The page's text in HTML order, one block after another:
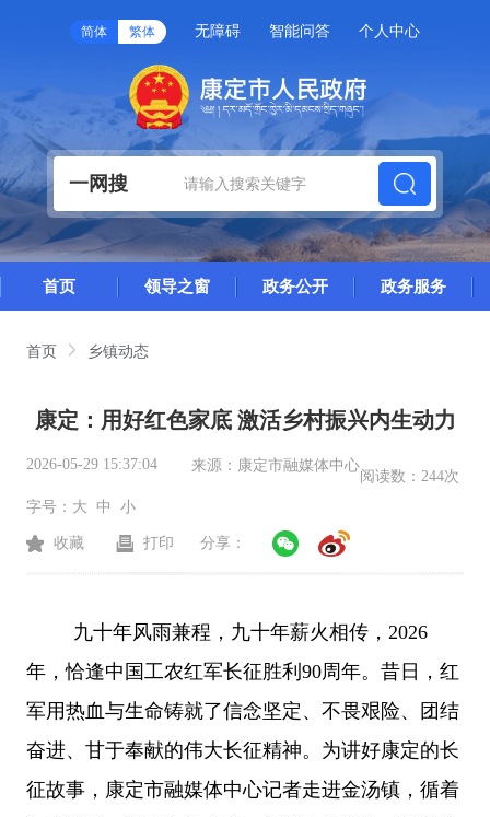
简体 繁体 无障碍 智能问答 个人中心
一网搜
首页 领导之窗 政务公开 政务服务
首页 乡镇动态
康定：用好红色家底 激活乡村振兴内生动力
2026-05-29 15:37:04 来源： 康定市融媒体中心
阅读数： 244次
字号： 大 中 小
收藏 打印 分享：
九十年风雨兼程，九十年薪火相传， 2026
年，恰逢中国工农红军长征胜利90周年。昔日，红
军用热血与生命铸就了信念坚定、不畏艰险、团结
奋进、甘于奉献的伟大长征精神。为讲好康定的长
征故事，康定市融媒体中心记者走进金汤镇，循着